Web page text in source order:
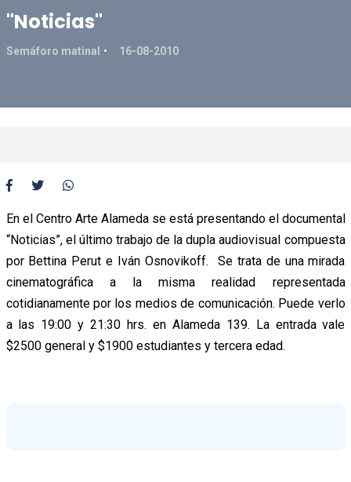
"Noticias"
Semáforo matinal 16-08-2010
En el Centro Arte Alameda se está presentando el documental
“Noticias”, el último trabajo de la dupla audiovisual compuesta
por Bettina Perut e Iván Osnovikoff. Se trata de una mirada
cinematográfica a la misma realidad representada
cotidianamente por los medios de comunicación. Puede verlo
a las 19:00 y 21:30 hrs. en Alameda 139. La entrada vale
$2500 general y $1900 estudiantes y tercera edad.